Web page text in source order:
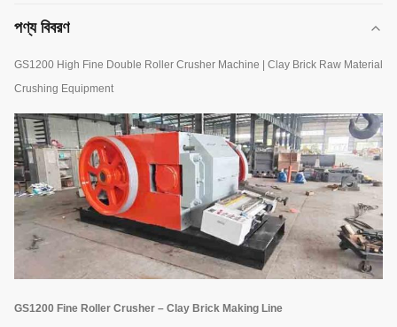
পণ্য বিবরণ
GS1200 High Fine Double Roller Crusher Machine | Clay Brick Raw Material
Crushing Equipment
GS1200 Fine Roller Crusher – Clay Brick Making Line